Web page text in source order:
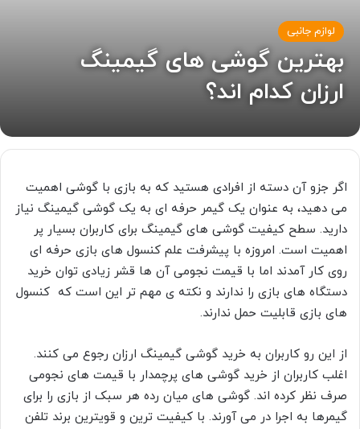
لوازم جانبی
بهترین گوشی های گیمینگ
ارزان کدام اند؟
اگر جزو آن دسته از افرادی هستید که به بازی با گوشی اهمیت
می دهید، به عنوان یک گیمر حرفه ای به یک گوشی گیمینگ نیاز
دارید. سطح کیفیت گوشی های گیمینگ برای کاربران بسیار پر
اهمیت است. امروزه با پیشرفت علم کنسول های بازی حرفه ای
روی کار آمدند اما با قیمت نجومی آن ها قشر زیادی توان خرید
دستگاه های بازی را ندارند و نکته ی مهم تر این است که کنسول
های بازی قابلیت حمل ندارند.
از این رو کاربران به خرید گوشی گیمینگ ارزان رجوع می کنند.
اغلب کاربران از خرید گوشی های پرچمدار با قیمت های نجومی
صرف نظر کرده اند. گوشی های میان رده هر سبک از بازی را برای
گیمرها به اجرا در می آورند. با کیفیت ترین و قویترین برند تلفن